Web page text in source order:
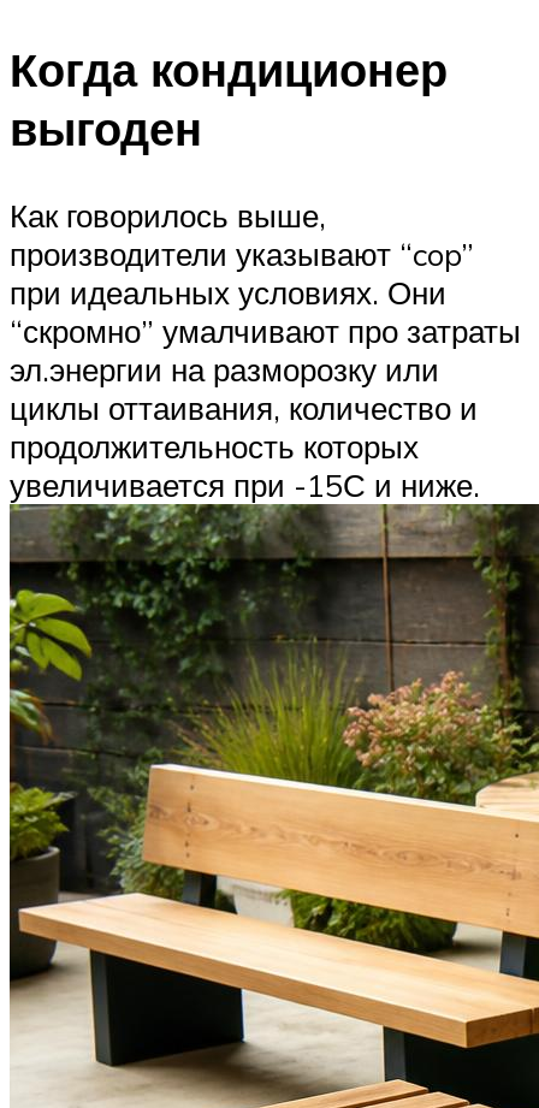
Когда кондиционер
выгоден
Как говорилось выше,
производители указывают “cop”
при идеальных условиях. Они
“скромно” умалчивают про затраты
эл.энергии на разморозку или
циклы оттаивания, количество и
продолжительность которых
увеличивается при -15С и ниже.